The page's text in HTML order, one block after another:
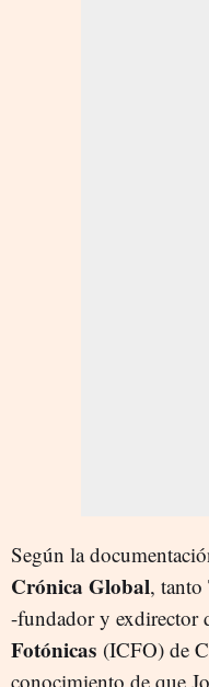
Según la
Crónica Global, tanto
-fundador y exdirector
Fotónicas (ICFO) de
conocimiento de que